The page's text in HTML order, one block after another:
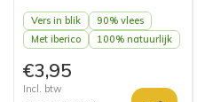
Vers in blik
90% vlees
Met iberico
100% natuurlijk
€3,95
Incl. btw